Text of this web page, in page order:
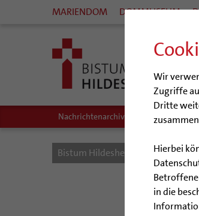
Wir
Zugriffe
Dritte
Hierbei
in die
MARIENDOM DOMMUSEUM
Nachrichtenarchiv Audio/Podcasts
Bistum Hildesheim Bistum